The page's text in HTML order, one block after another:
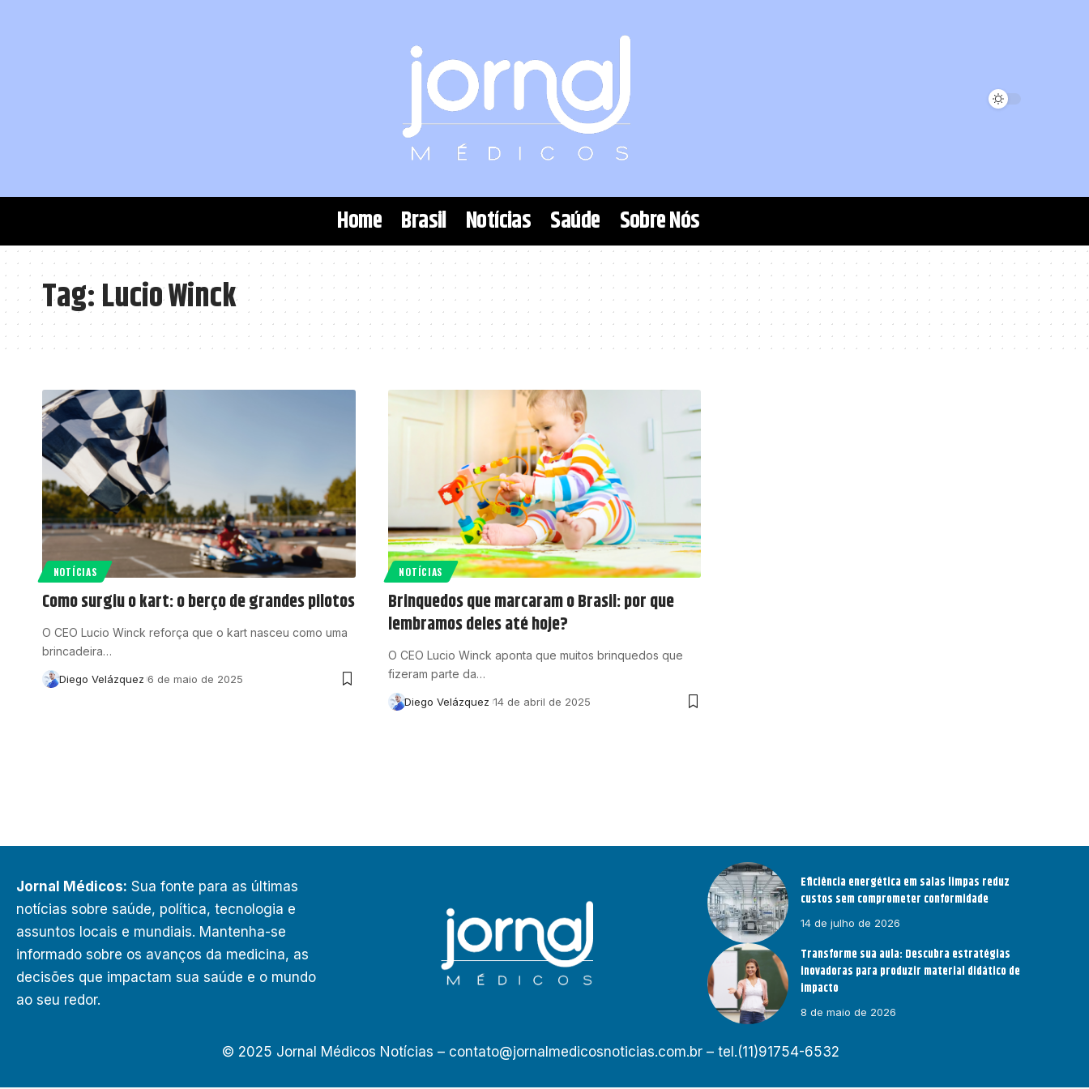
Home Brasil Notícias Saúde Sobre Nós
Tag:Lucio Winck
NOTÍCIAS
Como surgiu o kart: o berço de grandes pilotos
O CEO Lucio Winck reforça que o kart nasceu como uma
brincadeira…
Diego Velázquez 6 de maio de 2025
NOTÍCIAS
Brinquedos que marcaram o Brasil: por que
lembramos deles até hoje?
O CEO Lucio Winck aponta que muitos brinquedos que
fizeram parte da…
Diego Velázquez 14 de abril de 2025
Jornal Médicos: Sua fonte para as últimas
notícias sobre saúde, política, tecnologia e
assuntos locais e mundiais. Mantenha-se
informado sobre os avanços da medicina, as
decisões que impactam sua saúde e o mundo
ao seu redor.
Eficiência energética em salas limpas reduz
custos sem comprometer conformidade
14 de julho de 2026
Transforme sua aula: Descubra estratégias
inovadoras para produzir material didático de
impacto
8 de maio de 2026
© 2025 Jornal Médicos Notícias – contato@jornalmedicosnoticias.com.br– tel.(11)91754-6532